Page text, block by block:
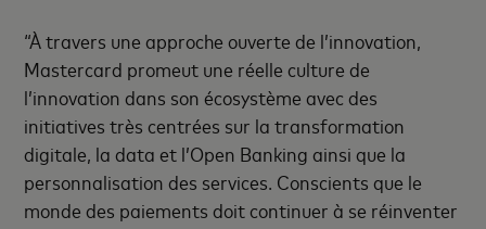
“À travers une approche ouverte de l’innovation,
Mastercard promeut une réelle culture de
l’innovation dans son écosystème avec des
initiatives très centrées sur la transformation
digitale, la data et l’Open Banking ainsi que la
personnalisation des services. Conscients que le
monde des paiements doit continuer à se réinventer